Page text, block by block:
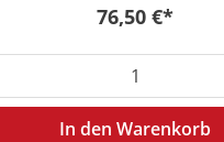
Regulärer
76,50 €*
Anzahl: Gib
In den Warenkorb